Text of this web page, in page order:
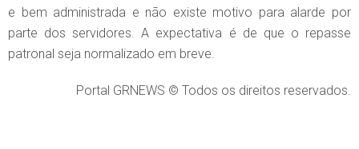
e bem administrada e não existe motivo para alarde por
parte dos servidores. A expectativa é de que o repasse
patronal seja normalizado em breve.
Portal GRNEWS © Todos os direitos reservados.